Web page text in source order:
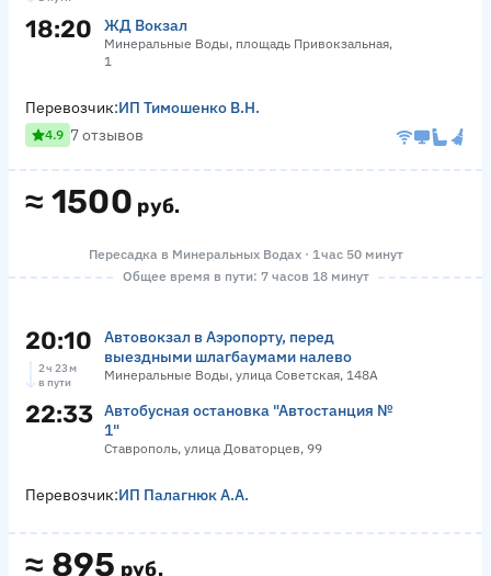
18:20 ЖД Вокзал
Минеральные Воды, площадь Привокзальная,
1
≈ 1500 руб.
Перевозчик:ИП Тимошенко В.Н.
4.9 7 отзывов
Пересадка в Минеральных Водах · 1 час 50 минут
Общее время в пути: 7 часов 18 минут
20:10
Автовокзал в Аэропорту, перед
выездными шлагбаумами налево
Минеральные Воды, улица Советская, 148А
2 ч 23 м
в пути
22:33 Автобусная остановка "Автостанция №
1"
Ставрополь, улица Доваторцев, 99
≈ 895 руб.
Перевозчик:ИП Палагнюк А.А.